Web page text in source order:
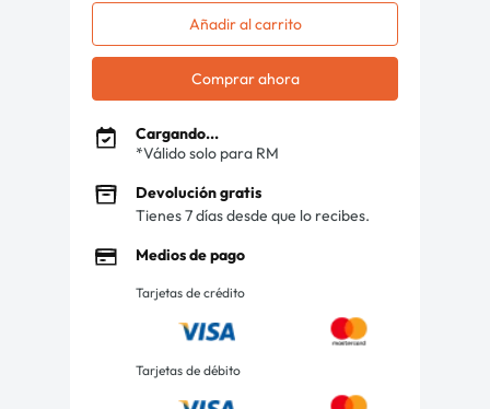
Añadir al carrito
Comprar ahora
Cargando...
*Válido solo para RM
Devolución gratis
Tienes 7 días desde que lo recibes.
Medios de pago
Tarjetas de crédito
Tarjetas de débito